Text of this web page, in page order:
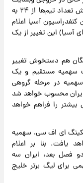
خود قرار داد که بر این اساس، تصمیم افزایش تعداد تیم‌ها از ۲۴ به
آسیا اعلام
آسیا) این تغییر از یک
در لیگ نخبگان هم دستخوش تغییر
سهمیه مستقیم و یک
در مرحله گروهی
محسوب خواهد شد
را فراهم خواهد
ای اف سی، سهمیه
افزایش خواهد یافت. بنا بر اعلام
فصل بعد، ایران سه
برای لیگ برتر خلیج